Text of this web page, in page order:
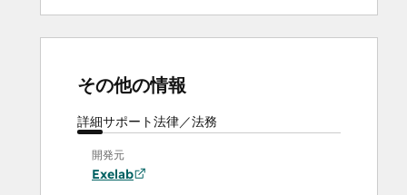
その他の情報
詳細サポート法律／法務
開発元
Exelab